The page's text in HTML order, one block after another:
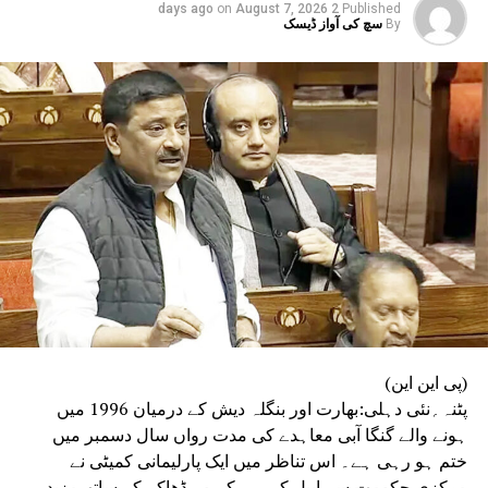
JNMEDICALCOLLEGEAMU
ایم یوکے گلستانِ سید میں پھولوں کی تاریخی نمائش کا
DON'T MISS
مسجد میں نمازیوں کی تعداد کو محدود نہیں کر سکتی
انتظامیہ : الہ آباد ہائی کورٹ
Published
2 days ago
on August 7, 2026
By سچ کی آواز ڈیسک
(پی این این)
پٹنہ؍نئی دہلی:بھارت اور بنگلہ دیش کے درمیان 1996 میں
ہونے والے گنگا آبی معاہدے کی مدت رواں سال دسمبر میں
ختم ہو رہی ہے۔ اس تناظر میں ایک پارلیمانی کمیٹی نے